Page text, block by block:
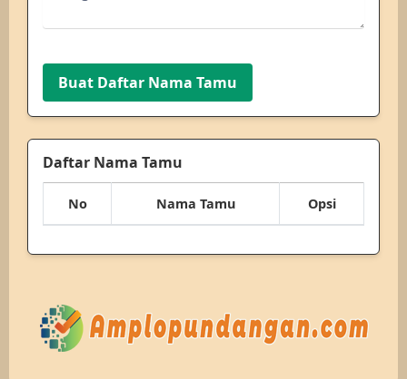
Buat Daftar Nama Tamu
Daftar Nama Tamu
No Nama Tamu Opsi